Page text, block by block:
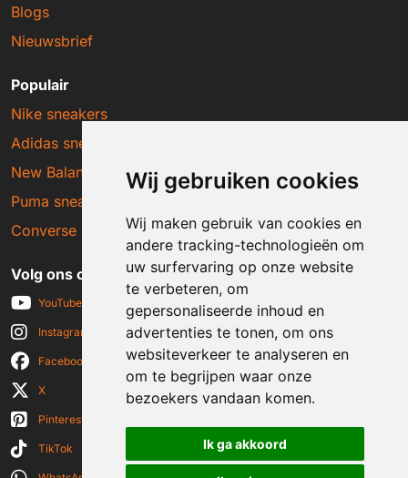
Wij gebruiken cookies
Wij maken gebruik van cookies en
andere tracking-technologieën om
uw surfervaring op onze website
te verbeteren, om
gepersonaliseerde inhoud en
advertenties te tonen, om ons
websiteverkeer te analyseren en
om te begrijpen waar onze
bezoekers vandaan komen.
Ik ga akkoord
Blogs
Nieuwsbrief
Populair
Nike sneakers
Adidas sneakers
New Balance sneakers
Puma sneakers
Converse sneakers
Volg ons op social media
YouTube
Instagram
Facebook
X
Pinterest
TikTok